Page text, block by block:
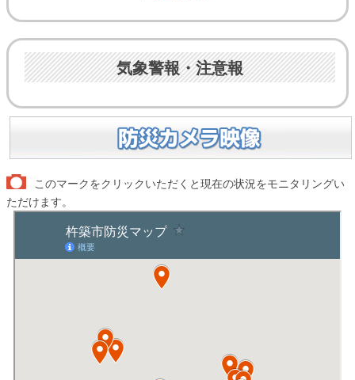
気象警報・注意報
このマークをクリックいただくと現在の状況をモニタリングい
ただけます。